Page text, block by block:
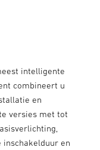
intelligente
combineert u
en
versies met tot
en